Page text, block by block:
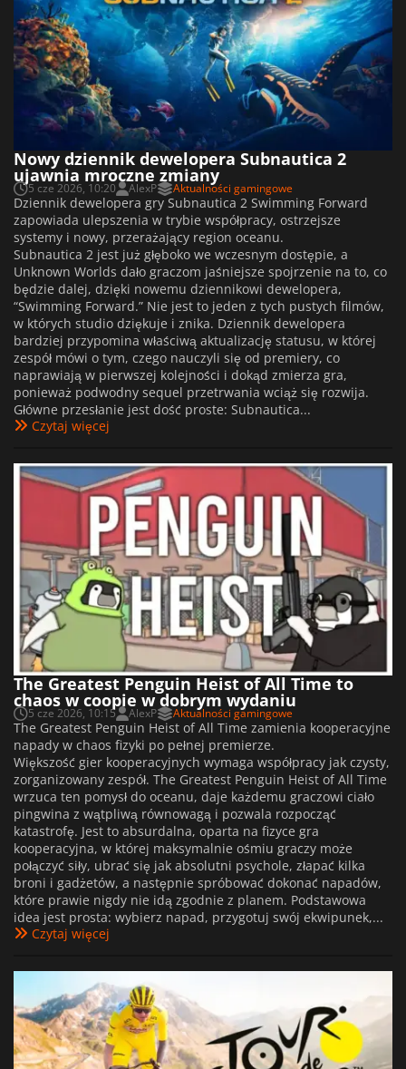
Nowy dziennik dewelopera Subnautica 2
ujawnia mroczne zmiany
5 cze 2026, 10:20 AlexP Aktualności gamingowe
Dziennik dewelopera gry Subnautica 2 Swimming Forward
zapowiada ulepszenia w trybie współpracy, ostrzejsze
systemy i nowy, przerażający region oceanu.
Subnautica 2 jest już głęboko we wczesnym dostępie, a
Unknown Worlds dało graczom jaśniejsze spojrzenie na to, co
będzie dalej, dzięki nowemu dziennikowi dewelopera,
“Swimming Forward.” Nie jest to jeden z tych pustych filmów,
w których studio dziękuje i znika. Dziennik dewelopera
bardziej przypomina właściwą aktualizację statusu, w której
zespół mówi o tym, czego nauczyli się od premiery, co
naprawiają w pierwszej kolejności i dokąd zmierza gra,
ponieważ podwodny sequel przetrwania wciąż się rozwija.
Główne przesłanie jest dość proste: Subnautica...
Czytaj więcej
The Greatest Penguin Heist of All Time to
chaos w coopie w dobrym wydaniu
5 cze 2026, 10:15 AlexP Aktualności gamingowe
The Greatest Penguin Heist of All Time zamienia kooperacyjne
napady w chaos fizyki po pełnej premierze.
Większość gier kooperacyjnych wymaga współpracy jak czysty,
zorganizowany zespół. The Greatest Penguin Heist of All Time
wrzuca ten pomysł do oceanu, daje każdemu graczowi ciało
pingwina z wątpliwą równowagą i pozwala rozpocząć
katastrofę. Jest to absurdalna, oparta na fizyce gra
kooperacyjna, w której maksymalnie ośmiu graczy może
połączyć siły, ubrać się jak absolutni psychole, złapać kilka
broni i gadżetów, a następnie spróbować dokonać napadów,
które prawie nigdy nie idą zgodnie z planem. Podstawowa
idea jest prosta: wybierz napad, przygotuj swój ekwipunek,...
Czytaj więcej